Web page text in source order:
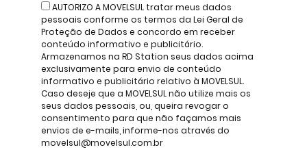
AUTORIZO A MOVELSUL tratar meus dados
pessoais conforme os termos da Lei Geral de
Proteção de Dados e concordo em receber
conteúdo informativo e publicitário.
Armazenamos na RD Station seus dados acima
exclusivamente para envio de conteúdo
informativo e publicitário relativo à MOVELSUL.
Caso deseje que a MOVELSUL não utilize mais os
seus dados pessoais, ou, queira revogar o
consentimento para que não façamos mais
envios de e-mails, informe-nos através do
movelsul@movelsul.com.br